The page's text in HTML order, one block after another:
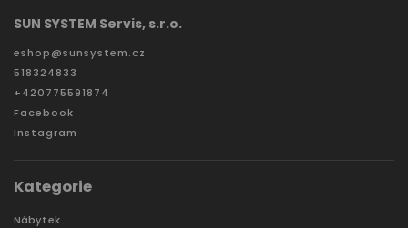
SUN SYSTEM Servis, s.r.o.
eshop@sunsystem.cz
518324833
+420775591874
Facebook
Instagram
Kategorie
Nábytek